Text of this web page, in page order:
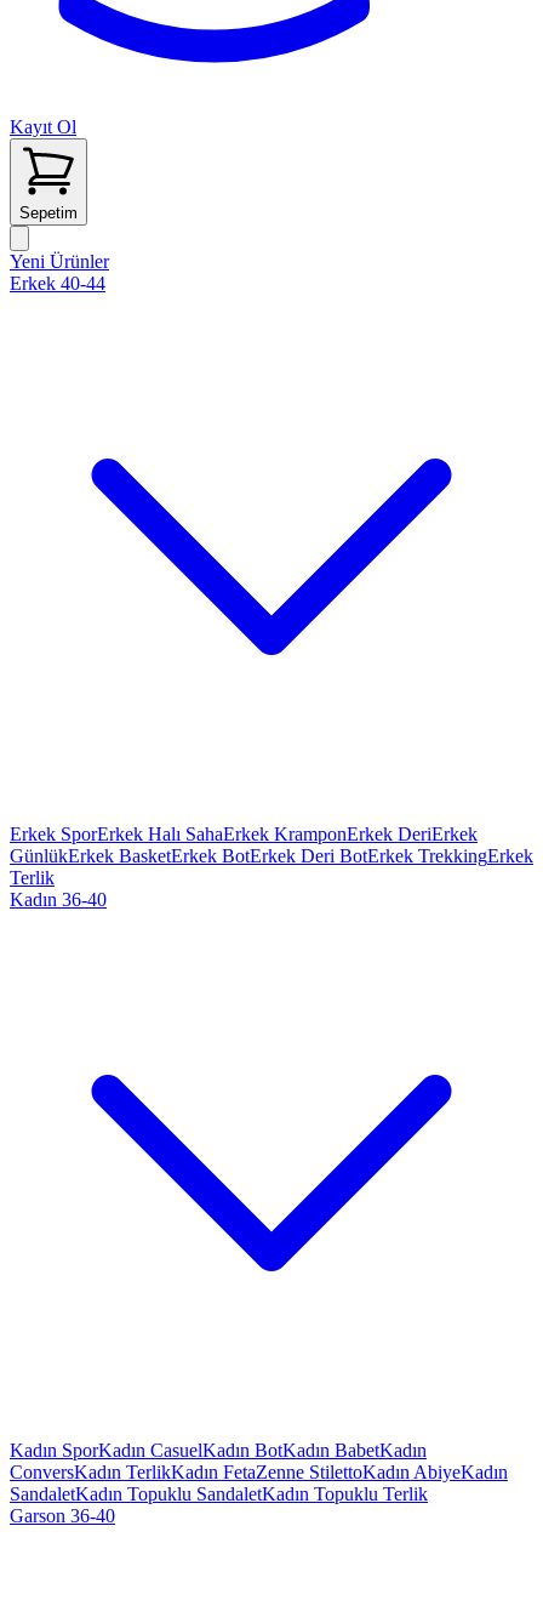
Kayıt Ol
Sepetim
Yeni Ürünler
Erkek 40-44
Erkek SporErkek Halı SahaErkek KramponErkek DeriErkek
GünlükErkek BasketErkek BotErkek Deri BotErkek TrekkingErkek
Terlik
Kadın 36-40
Kadın SporKadın CasuelKadın BotKadın BabetKadın
ConversKadın TerlikKadın FetaZenne StilettoKadın AbiyeKadın
SandaletKadın Topuklu SandaletKadın Topuklu Terlik
Garson 36-40